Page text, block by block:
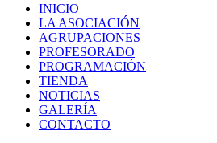
INICIO
LA ASOCIACIÓN
AGRUPACIONES
PROFESORADO
PROGRAMACIÓN
TIENDA
NOTICIAS
GALERÍA
CONTACTO